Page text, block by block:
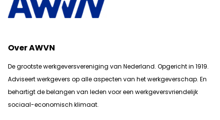
Over AWVN
De grootste werkgeversvereniging van Nederland. Opgericht in 1919.
Adviseert werkgevers op alle aspecten van het werkgeverschap. En
behartigt de belangen van leden voor een werkgeversvriendelijk
sociaal-economisch klimaat.